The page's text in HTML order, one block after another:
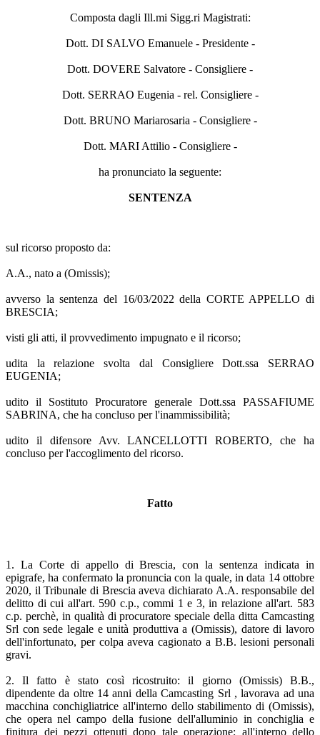
Composta dagli Ill.mi Sigg.ri Magistrati:
Dott. DI SALVO Emanuele - Presidente -
Dott. DOVERE Salvatore - Consigliere -
Dott. SERRAO Eugenia - rel. Consigliere -
Dott. BRUNO Mariarosaria - Consigliere -
Dott. MARI Attilio - Consigliere -
ha pronunciato la seguente:
SENTENZA
sul ricorso proposto da:
A.A., nato a (Omissis);
avverso la sentenza del 16/03/2022 della CORTE APPELLO di
BRESCIA;
visti gli atti, il provvedimento impugnato e il ricorso;
udita la relazione svolta dal Consigliere Dott.ssa SERRAO
EUGENIA;
udito il Sostituto Procuratore generale Dott.ssa PASSAFIUME
SABRINA, che ha concluso per l'inammissibilità;
udito il difensore Avv. LANCELLOTTI ROBERTO, che ha
concluso per l'accoglimento del ricorso.
Fatto
1. La Corte di appello di Brescia, con la sentenza indicata in
epigrafe, ha confermato la pronuncia con la quale, in data 14 ottobre
2020, il Tribunale di Brescia aveva dichiarato A.A. responsabile del
delitto di cui all'art. 590 c.p., commi 1 e 3, in relazione all'art. 583
c.p. perchè, in qualità di procuratore speciale della ditta Camcasting
Srl con sede legale e unità produttiva a (Omissis), datore di lavoro
dell'infortunato, per colpa aveva cagionato a B.B. lesioni personali
gravi.
2. Il fatto è stato così ricostruito: il giorno (Omissis) B.B.,
dipendente da oltre 14 anni della Camcasting Srl , lavorava ad una
macchina conchigliatrice all'interno dello stabilimento di (Omissis),
che opera nel campo della fusione dell'alluminio in conchiglia e
finitura dei pezzi ottenuti dopo tale operazione; all'interno dello